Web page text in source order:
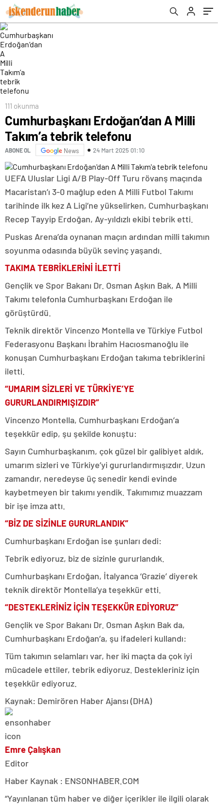
111 okunma
Cumhurbaşkanı Erdoğan’dan A Milli
Takım’a tebrik telefonu
ABONE OL News 24 Mart 2025 01:10
UEFA Uluslar Ligi A/B Play-Off Turu rövanş maçında
Macaristan’ı 3-0 mağlup eden A Milli Futbol Takımı
tarihinde ilk kez A Ligi’ne yükselirken, Cumhurbaşkanı
Recep Tayyip Erdoğan, Ay-yıldızlı ekibi tebrik etti.
Puskas Arena’da oynanan maçın ardından milli takımın
soyunma odasında büyük sevinç yaşandı.
TAKIMA TEBRİKLERİNİ İLETTİ
Gençlik ve Spor Bakanı Dr. Osman Aşkın Bak, A Milli
Takımı telefonla Cumhurbaşkanı Erdoğan ile
görüştürdü.
Teknik direktör Vincenzo Montella ve Türkiye Futbol
Federasyonu Başkanı İbrahim Hacıosmanoğlu ile
konuşan Cumhurbaşkanı Erdoğan takıma tebriklerini
iletti.
“UMARIM SİZLERİ VE TÜRKİYE’YE
GURURLANDIRMIŞIZDIR”
Vincenzo Montella, Cumhurbaşkanı Erdoğan’a
teşekkür edip, şu şekilde konuştu:
Sayın Cumhurbaşkanım, çok güzel bir galibiyet aldık,
umarım sizleri ve Türkiye’yi gururlandırmışızdır. Uzun
zamandır, neredeyse üç senedir kendi evinde
kaybetmeyen bir takımı yendik. Takımımız muazzam
bir işe imza attı.
“BİZ DE SİZİNLE GURURLANDIK”
Cumhurbaşkanı Erdoğan ise şunları dedi:
Tebrik ediyoruz, biz de sizinle gururlandık.
Cumhurbaşkanı Erdoğan, İtalyanca ‘Grazie’ diyerek
teknik direktör Montella’ya teşekkür etti.
“DESTEKLERİNİZ İÇİN TEŞEKKÜR EDİYORUZ”
Gençlik ve Spor Bakanı Dr. Osman Aşkın Bak da,
Cumhurbaşkanı Erdoğan’a, şu ifadeleri kullandı:
Tüm takımın selamları var, her iki maçta da çok iyi
mücadele ettiler, tebrik ediyoruz. Destekleriniz için
teşekkür ediyoruz.
Kaynak: Demirören Haber Ajansı (DHA)
Emre Çalışkan
Editor
Haber Kaynak : ENSONHABER.COM
“Yayınlanan tüm haber ve diğer içerikler ile ilgili olarak